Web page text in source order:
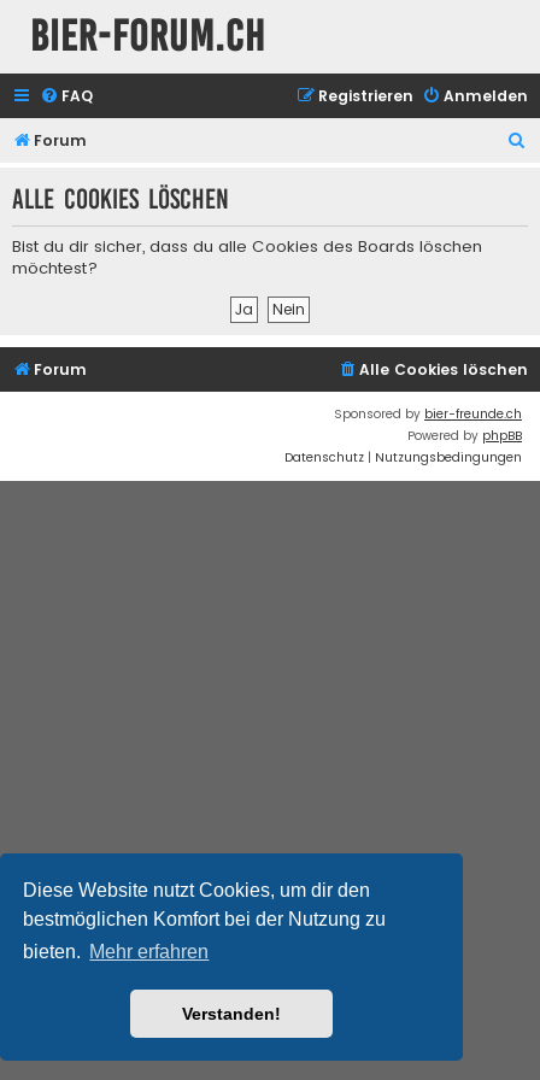
Diese Website nutzt Cookies, um dir den
bestmöglichen Komfort bei der Nutzung zu
bieten. Mehr erfahren
Verstanden!
Bier-Forum.ch
FAQ Anmelden
Registrieren
Forum
h
Alle Cookies löschen
Bist du dir sicher, dass du alle Cookies des Boards löschen
möchtest?
Forum Alle Cookies löschen
Sponsored by bier-freunde.ch
Powered by phpBB
Datenschutz | Nutzungsbedingungen